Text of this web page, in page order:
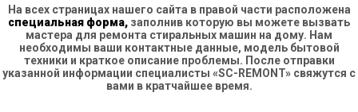
На всех страницах нашего сайта в правой части расположена
специальная форма, заполнив которую вы можете вызвать
мастера для ремонта стиральных машин на дому. Нам
необходимы ваши контактные данные, модель бытовой
техники и краткое описание проблемы. После отправки
указанной информации специалисты «SC-REMONT» свяжутся с
вами в кратчайшее время.